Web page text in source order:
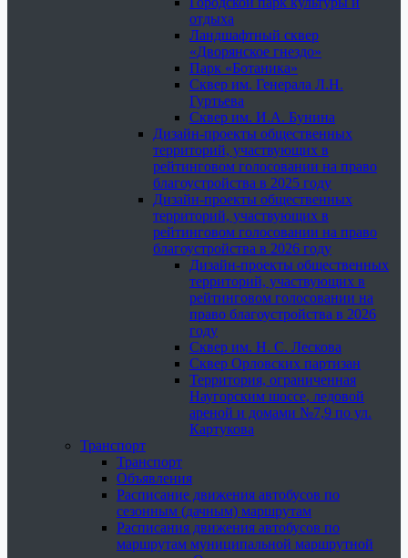
отдыха
Ландшафтный сквер
«Дворянское гнездо»
Парк «Ботаника»
Сквер им. Генерала Л.Н.
Гуртьева
Сквер им. И.А. Бунина
Дизайн-проекты общественных
территорий, участвующих в
рейтинговом голосовании на право
благоустройства в 2025 году
Дизайн-проекты общественных
территорий, участвующих в
рейтинговом голосовании на право
благоустройства в 2026 году
Дизайн-проекты общественных
территорий, участвующих в
рейтинговом голосовании на
право благоустройства в 2026
году
Сквер им. Н. С. Лескова
Сквер Орловских партизан
Территория, ограниченная
Наугорским шоссе, ледовой
ареной и домами №7,9 по ул.
Картукова
Транспорт
Транспорт
Объявления
Расписание движения автобусов по
сезонным (дачным) маршрутам
Расписания движения автобусов по
маршрутам муниципальной маршрутной